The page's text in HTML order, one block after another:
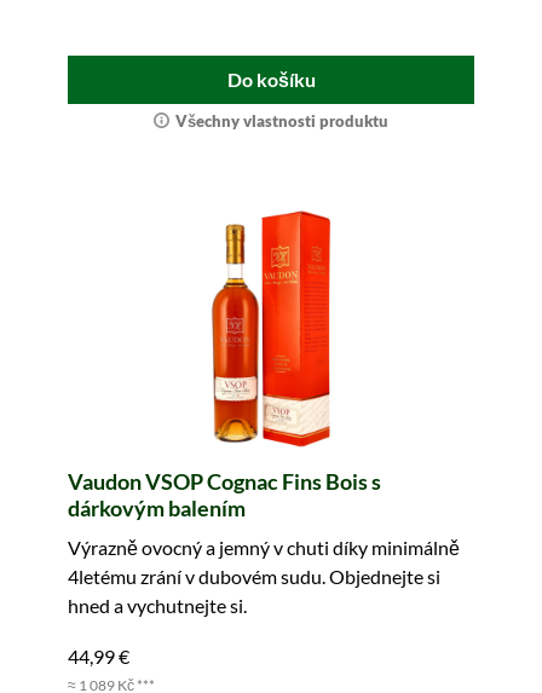
Do košíku
Všechny vlastnosti produktu
Vaudon VSOP Cognac Fins Bois s
dárkovým balením
Výrazně ovocný a jemný v chuti díky minimálně
4letému zrání v dubovém sudu. Objednejte si
hned a vychutnejte si.
44,99 €
≈ 1 089 Kč ***